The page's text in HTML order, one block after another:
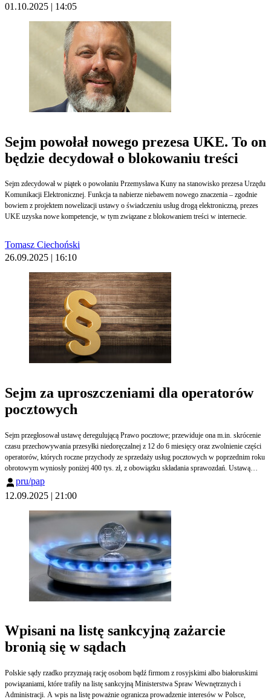
01.10.2025 | 14:05
Sejm powołał nowego prezesa UKE. To on
będzie decydował o blokowaniu treści
Sejm zdecydował w piątek o powołaniu Przemysława Kuny na stanowisko prezesa Urzędu
Komunikacji Elektronicznej. Funkcja ta nabierze niebawem nowego znaczenia – zgodnie
bowiem z projektem nowelizacji ustawy o świadczeniu usług drogą elektroniczną, prezes
UKE uzyska nowe kompetencje, w tym związane z blokowaniem treści w internecie.
Tomasz Ciechoński
26.09.2025 | 16:10
Sejm za uproszczeniami dla operatorów
pocztowych
Sejm przegłosował ustawę deregulującą Prawo pocztowe; przewiduje ona m.in. skrócenie
czasu przechowywania przesyłki niedoręczalnej z 12 do 6 miesięcy oraz zwolnienie części
operatorów, których roczne przychody ze sprzedaży usług pocztowych w poprzednim roku
obrotowym wyniosły poniżej 400 tys. zł, z obowiązku składania sprawozdań. Ustawą
zajmie się teraz Senat.
pru/pap
12.09.2025 | 21:00
Wpisani na listę sankcyjną zażarcie
bronią się w sądach
Polskie sądy rzadko przyznają rację osobom bądź firmom z rosyjskimi albo białoruskimi
powiązaniami, które trafiły na listę sankcyjną Ministerstwa Spraw Wewnętrznych i
Administracji. A wpis na listę poważnie ogranicza prowadzenie interesów w Polsce,